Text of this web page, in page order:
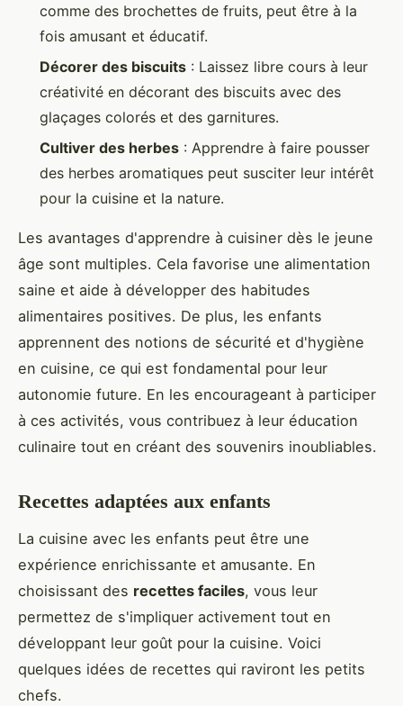
comme des brochettes de fruits, peut être à la
fois amusant et éducatif.
Décorer des biscuits : Laissez libre cours à leur
créativité en décorant des biscuits avec des
glaçages colorés et des garnitures.
Cultiver des herbes : Apprendre à faire pousser
des herbes aromatiques peut susciter leur intérêt
pour la cuisine et la nature.
Les avantages d'apprendre à cuisiner dès le jeune
âge sont multiples. Cela favorise une alimentation
saine et aide à développer des habitudes
alimentaires positives. De plus, les enfants
apprennent des notions de sécurité et d'hygiène
en cuisine, ce qui est fondamental pour leur
autonomie future. En les encourageant à participer
à ces activités, vous contribuez à leur éducation
culinaire tout en créant des souvenirs inoubliables.
Recettes adaptées aux enfants
La cuisine avec les enfants peut être une
expérience enrichissante et amusante. En
choisissant des recettes faciles, vous leur
permettez de s'impliquer activement tout en
développant leur goût pour la cuisine. Voici
quelques idées de recettes qui raviront les petits
chefs.